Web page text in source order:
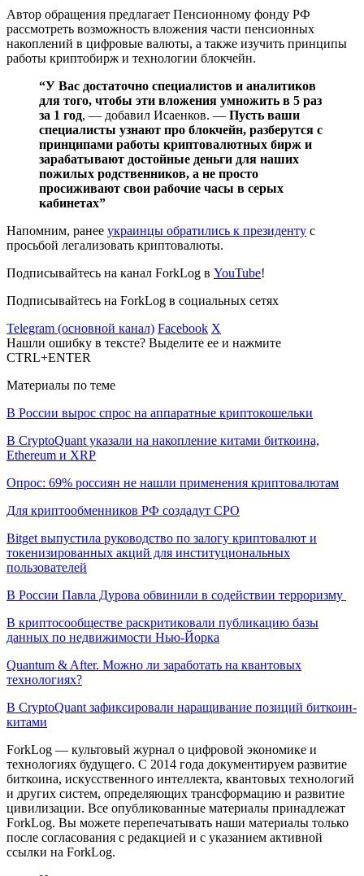
Автор обращения предлагает Пенсионному фонду РФ
рассмотреть возможность вложения части пенсионных
накоплений в цифровые валюты, а также изучить принципы
работы криптобирж и технологии блокчейн.
“У Вас достаточно специалистов и аналитиков
для того, чтобы эти вложения умножить в 5 раз
за 1 год, — добавил Исаенков. — Пусть ваши
специалисты узнают про блокчейн, разберутся с
принципами работы криптовалютных бирж и
зарабатывают достойные деньги для наших
пожилых родственников, а не просто
просиживают свои рабочие часы в серых
кабинетах”
Напомним, ранее украинцы обратились к президенту с
просьбой легализовать криптовалюты.
Подписывайтесь на канал ForkLog в YouTube!
Подписывайтесь на ForkLog в социальных сетях
Telegram (основной канал) Facebook X
Нашли ошибку в тексте? Выделите ее и нажмите
CTRL+ENTER
Материалы по теме
В России вырос спрос на аппаратные криптокошельки
В CryptoQuant указали на накопление китами биткоина,
Ethereum и XRP
Опрос: 69% россиян не нашли применения криптовалютам
Для криптообменников РФ создадут СРО
Bitget выпустила руководство по залогу криптовалют и
токенизированных акций для институциональных
пользователей
В России Павла Дурова обвинили в содействии терроризму
В криптосообществе раскритиковали публикацию базы
данных по недвижимости Нью-Йорка
Quantum & After. Можно ли заработать на квантовых
технологиях?
В CryptoQuant зафиксировали наращивание позиций биткоин-
китами
ForkLog — культовый журнал о цифровой экономике и
технологиях будущего. С 2014 года документируем развитие
биткоина, искусственного интеллекта, квантовых технологий
и других систем, определяющих трансформацию и развитие
цивилизации. Все опубликованные материалы принадлежат
ForkLog. Вы можете перепечатывать наши материалы только
после согласования с редакцией и с указанием активной
ссылки на ForkLog.